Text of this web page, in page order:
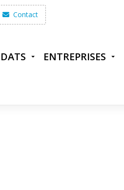
Contact
ENTREPRISES